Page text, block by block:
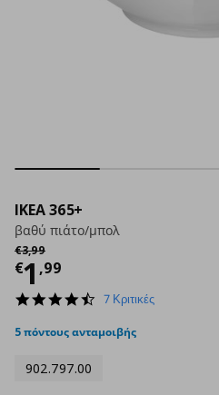
IKEA 365+
βαθύ πιάτο/μπολ
€3,99
Αρχική τιμή
€1 ,99
Τρέχουσα τιμή
4.7
rating
7 Κριτικές
5 πόντους ανταμοιβής
902.797.00